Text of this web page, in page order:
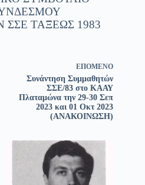
ΣΣΕ ΤΑΞΕΩΣ 1983
ΕΠΌΜΕΝΟ
Συνάντηση Συμμαθητών
ΣΣΕ/83 στο ΚΑΑΥ
Πλαταμώνα την 29-30 Σεπ
2023 και 01 Οκτ 2023
(ΑΝΑΚΟΙΝΩΣΗ)